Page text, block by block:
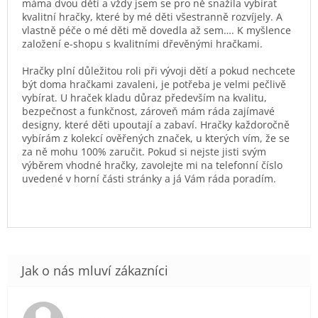
máma dvou dětí a vždy jsem se pro ně snažila vybírat
kvalitní hračky, které by mé děti všestranně rozvíjely. A
vlastně péče o mé děti mě dovedla až sem…. K myšlence
založení e-shopu s kvalitními dřevěnými hračkami.
Hračky plní důležitou roli při vývoji dětí a pokud nechcete
být doma hračkami zavaleni, je potřeba je velmi pečlivě
vybírat. U hraček kladu důraz především na kvalitu,
bezpečnost a funkčnost, zároveň mám ráda zajímavé
designy, které děti upoutají a zabaví. Hračky každoročně
vybírám z kolekcí ověřených značek, u kterých vím, že se
za ně mohu 100% zaručit. Pokud si nejste jisti svým
výběrem vhodné hračky, zavolejte mi na telefonní číslo
uvedené v horní části stránky a já Vám ráda poradím.